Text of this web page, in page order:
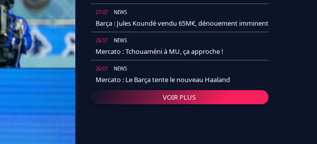
27/07 NEWS
Barça : Jules Koundé vendu 65M€, dénouement imminent
26/07 NEWS
Mercato : Tchouaméni à MU, ça approche !
26/07 NEWS
Mercato : Le Barça tente le nouveau Haaland
VOIR PLUS